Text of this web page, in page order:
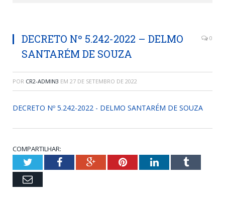
DECRETO Nº 5.242-2022 – DELMO
SANTARÉM DE SOUZA
0
POR CR2-ADMIN3 EM 27 DE SETEMBRO DE 2022
DECRETO Nº 5.242-2022 - DELMO SANTARÉM DE SOUZA
COMPARTILHAR:
TwitterFacebookGoogle+PinterestLinkedInTumblr
Email